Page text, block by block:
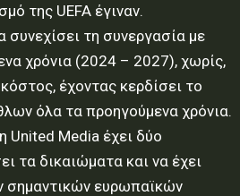
της UEFA έγιναν.
συνεχίσει τη συνεργασία με
χρόνια (2024 – 2027), χωρίς,
έχοντας κερδίσει το
όλα τα προηγούμενα χρόνια.
United Media έχει δύο
τα δικαιώματα και να έχει
σημαντικών ευρωπαϊκών